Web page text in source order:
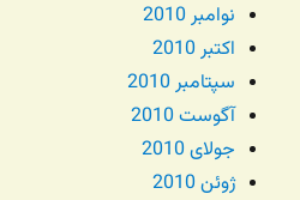
نوامبر 2010
اکتبر 2010
سپتامبر 2010
آگوست 2010
جولای 2010
ژوئن 2010